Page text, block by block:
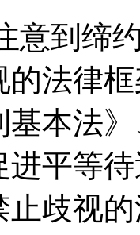
意到缔
的法律
基本法
进平等
止歧视